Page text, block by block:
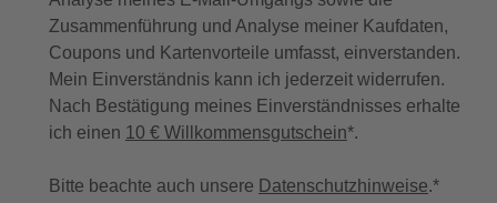
Zusammenführung und Analyse meiner Kaufdaten,
Coupons und Kartenvorteile umfasst, einverstanden.
Mein Einverständnis kann ich jederzeit widerrufen.
Nach Bestätigung meines Einverständnisses erhalte
ich einen 10 € Willkommensgutschein*.
Bitte beachte auch unsere Datenschutzhinweise.